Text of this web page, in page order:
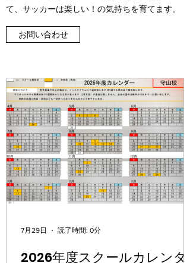
て、サッカーは楽しい！の気持ちを育てます。
お問い合わせ
2026年度スクールカレンダ
7月29日 読了時間: 0分